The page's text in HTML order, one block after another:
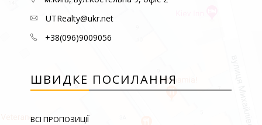
UTRealty@ukr.net
+38(096)9009056
ШВИДКЕ ПОСИЛАННЯ
ВСІ ПРОПОЗИЦІЇ